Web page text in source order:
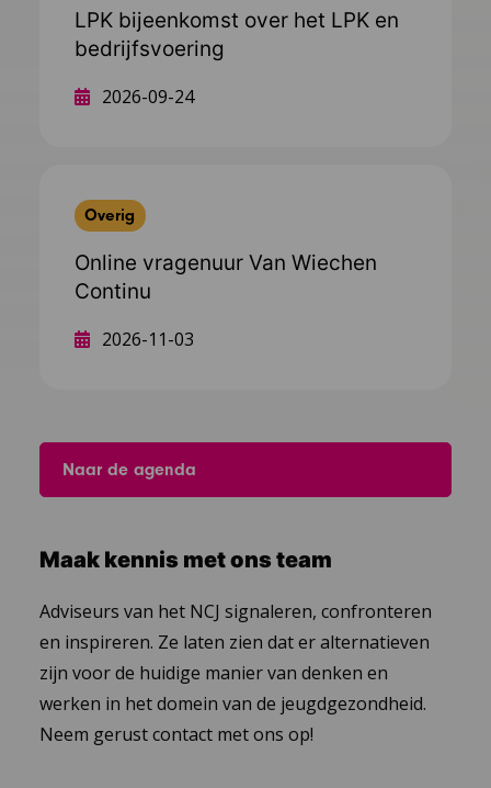
LPK bijeenkomst over het LPK en
bedrijfsvoering
2026-09-24
Overig
Online vragenuur Van Wiechen
Continu
2026-11-03
Naar de agenda
Maak kennis met ons team
Adviseurs van het NCJ signaleren, confronteren
en inspireren. Ze laten zien dat er alternatieven
zijn voor de huidige manier van denken en
werken in het domein van de jeugdgezondheid.
Neem gerust contact met ons op!